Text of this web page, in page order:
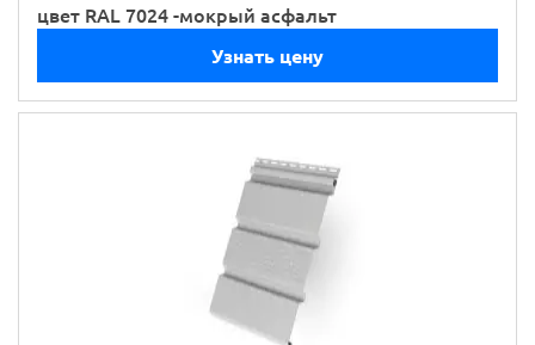
цвет RAL 7024 -мокрый асфальт
Узнать цену